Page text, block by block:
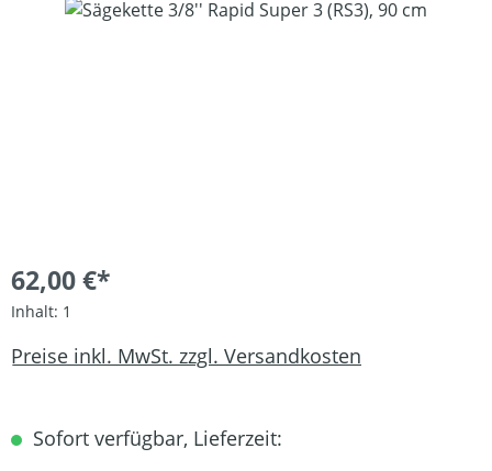
Bildergalerie überspringen
62,00 €*
Inhalt: 1
Preise inkl. MwSt. zzgl. Versandkosten
Sofort verfügbar, Lieferzeit: